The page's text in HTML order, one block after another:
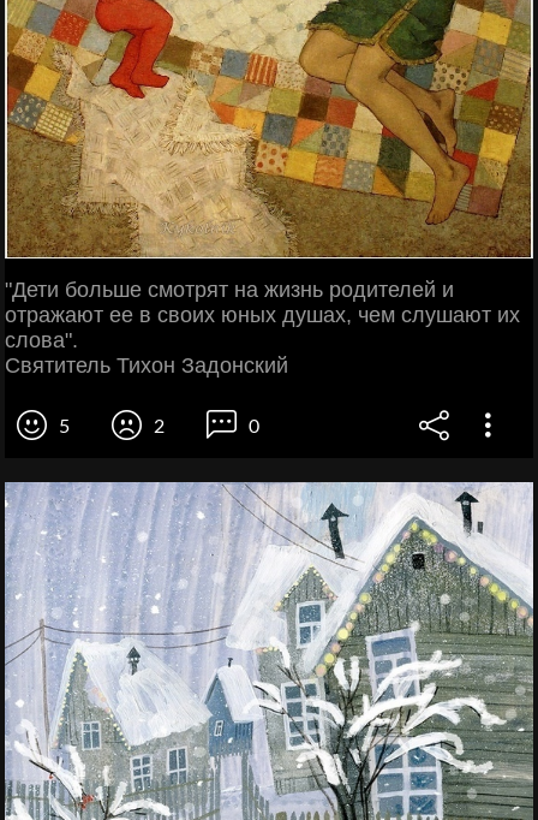
"Дети больше смотрят на жизнь родителей и
отражают ее в своих юных душах, чем слушают их
слова".
Святитель Тихон Задонский
5 2 0